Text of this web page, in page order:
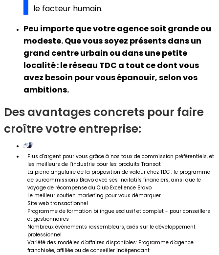
le facteur humain.
Peu importe que votre agence soit grande ou
modeste. Que vous soyez présents dans un
grand centre urbain ou dans une petite
localité : le réseau TDC a tout ce dont vous
avez besoin pour vous épanouir, selon vos
ambitions.
Des avantages concrets pour faire
croître votre entreprise:
Plus d’argent pour vous grâce à nos taux de commission préférentiels, et
les meilleurs de l’industrie pour les produits Transat
La pierre angulaire de la proposition de valeur chez TDC : le programme
de surcommissions Bravo avec ses incitatifs financiers, ainsi que le
voyage de récompense du Club Excellence Bravo
Le meilleur soutien marketing pour vous démarquer
Site web transactionnel
Programme de formation bilingue exclusif et complet - pour conseillers
et gestionnaires
Nombreux événements rassembleurs, axés sur le développement
professionnel
Variété des modèles d’affaires disponibles: Programme d’agence
franchisée, affiliée ou de conseiller indépendant